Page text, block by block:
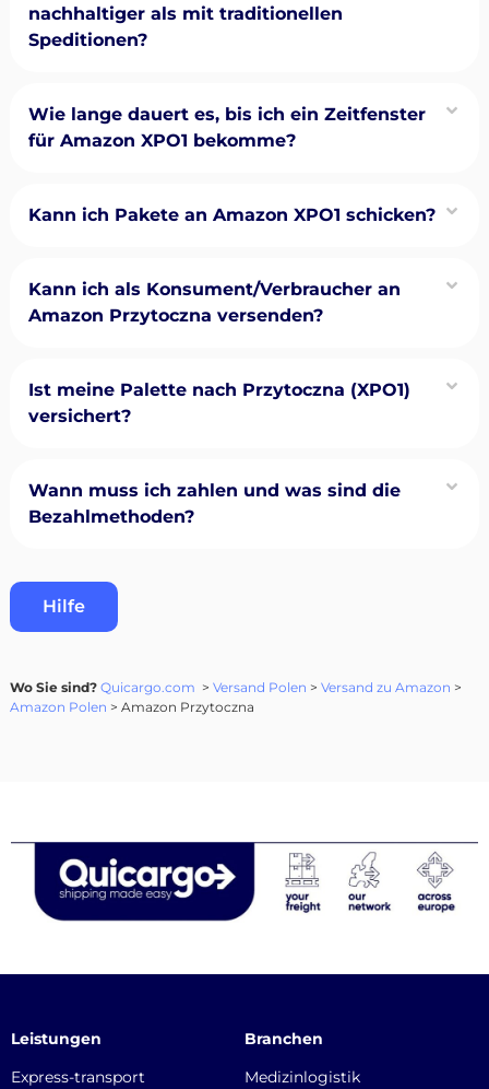
nachhaltiger als mit traditionellen
Speditionen?
Wie lange dauert es, bis ich ein Zeitfenster
für Amazon XPO1 bekomme?
Kann ich Pakete an Amazon XPO1 schicken?
Kann ich als Konsument/Verbraucher an
Amazon Przytoczna versenden?
Ist meine Palette nach Przytoczna (XPO1)
versichert?
Wann muss ich zahlen und was sind die
Bezahlmethoden?
Hilfe
Wo Sie sind? Quicargo.com > Versand Polen > Versand zu Amazon >
Amazon Polen > Amazon Przytoczna
Leistungen
Express-transport
Branchen
Medizinlogistik